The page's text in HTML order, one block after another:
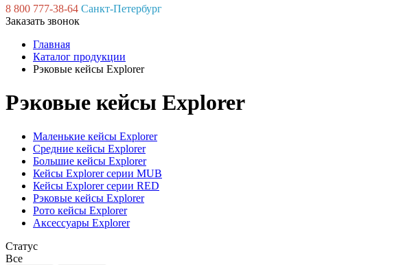
8 800 777-38-64 Санкт-Петербург
Заказать звонок
Главная
Каталог продукции
Рэковые кейсы Explorer
Рэковые кейсы Explorer
Маленькие кейсы Explorer
Средние кейсы Explorer
Большие кейсы Explorer
Кейсы Explorer серии MUB
Кейсы Explorer серии RED
Рэковые кейсы Explorer
Рото кейсы Explorer
Аксессуары Explorer
Статус
Все